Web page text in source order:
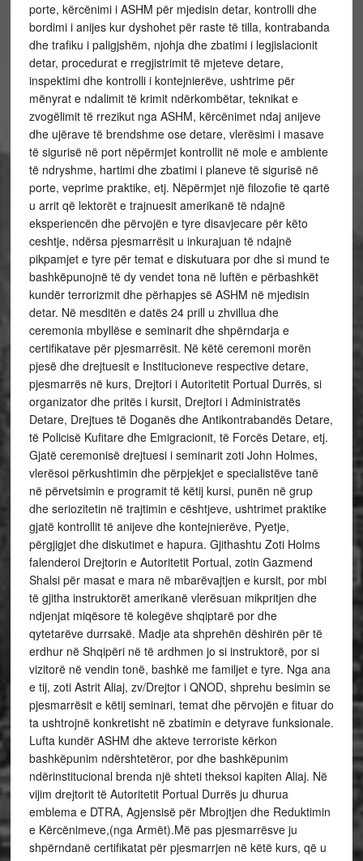
porte, kërcënimi i ASHM për mjedisin detar, kontrolli dhe
bordimi i anijes kur dyshohet për raste të tilla, kontrabanda
dhe trafiku i paligjshëm, njohja dhe zbatimi i legjislacionit
detar, procedurat e rregjistrimit të mjeteve detare,
inspektimi dhe kontrolli i kontejnierëve, ushtrime për
mënyrat e ndalimit të krimit ndërkombëtar, teknikat e
zvogëlimit të rrezikut nga ASHM, kërcënimet ndaj anijeve
dhe ujërave të brendshme ose detare, vlerësimi i masave
të sigurisë në port nëpërmjet kontrollit në mole e ambiente
të ndryshme, hartimi dhe zbatimi i planeve të sigurisë në
porte, veprime praktike, etj. Nëpërmjet një filozofie të qartë
u arrit që lektorët e trajnuesit amerikanë të ndajnë
eksperiencën dhe përvojën e tyre disavjecare për këto
ceshtje, ndërsa pjesmarrësit u inkurajuan të ndajnë
pikpamjet e tyre për temat e diskutuara por dhe si mund te
bashkëpunojnë të dy vendet tona në luftën e përbashkët
kundër terrorizmit dhe përhapjes së ASHM në mjedisin
detar. Në mesditën e datës 24 prill u zhvillua dhe
ceremonia mbyllëse e seminarit dhe shpërndarja e
certifikatave për pjesmarrësit. Në këtë ceremoni morën
pjesë dhe drejtuesit e Institucioneve respective detare,
pjesmarrës në kurs, Drejtori i Autoritetit Portual Durrës, si
organizator dhe pritës i kursit, Drejtori i Administratës
Detare, Drejtues të Doganës dhe Antikontrabandës Detare,
të Policisë Kufitare dhe Emigracionit, të Forcës Detare, etj.
Gjatë ceremonisë drejtuesi i seminarit zoti John Holmes,
vlerësoi përkushtimin dhe përpjekjet e specialistëve tanë
në përvetsimin e programit të këtij kursi, punën në grup
dhe seriozitetin në trajtimin e cështjeve, ushtrimet praktike
gjatë kontrollit të anijeve dhe kontejnierëve, Pyetje,
përgjigjet dhe diskutimet e hapura. Gjithashtu Zoti Holms
falenderoi Drejtorin e Autoritetit Portual, zotin Gazmend
Shalsi për masat e mara në mbarëvajtjen e kursit, por mbi
të gjitha instruktorët amerikanë vlerësuan mikpritjen dhe
ndjenjat miqësore të kolegëve shqiptarë por dhe
qytetarëve durrsakë. Madje ata shprehën dëshirën për të
erdhur në Shqipëri në të ardhmen jo si instruktorë, por si
vizitorë në vendin tonë, bashkë me familjet e tyre. Nga ana
e tij, zoti Astrit Aliaj, zv/Drejtor i QNOD, shprehu besimin se
pjesmarrësit e këtij seminari, temat dhe përvojën e fituar do
ta ushtrojnë konkretisht në zbatimin e detyrave funksionale.
Lufta kundër ASHM dhe akteve terroriste kërkon
bashkëpunim ndërshtetëror, por dhe bashkëpunim
ndërinstitucional brenda një shteti theksoi kapiten Aliaj. Në
vijim drejtorit të Autoritetit Portual Durrës ju dhurua
emblema e DTRA, Agjensisë për Mbrojtjen dhe Reduktimin
e Kërcënimeve,(nga Armët).Më pas pjesmarrësve ju
shpërndanë certifikatat për pjesmarrjen në këtë kurs, që u